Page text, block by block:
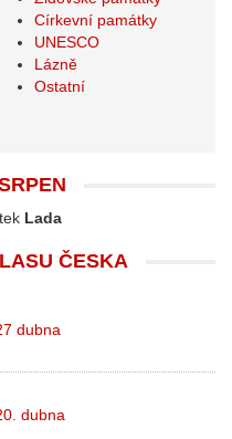
Církevní památky
UNESCO
Lázně
Ostatní
Lada
ČESKA
dubna
dubna